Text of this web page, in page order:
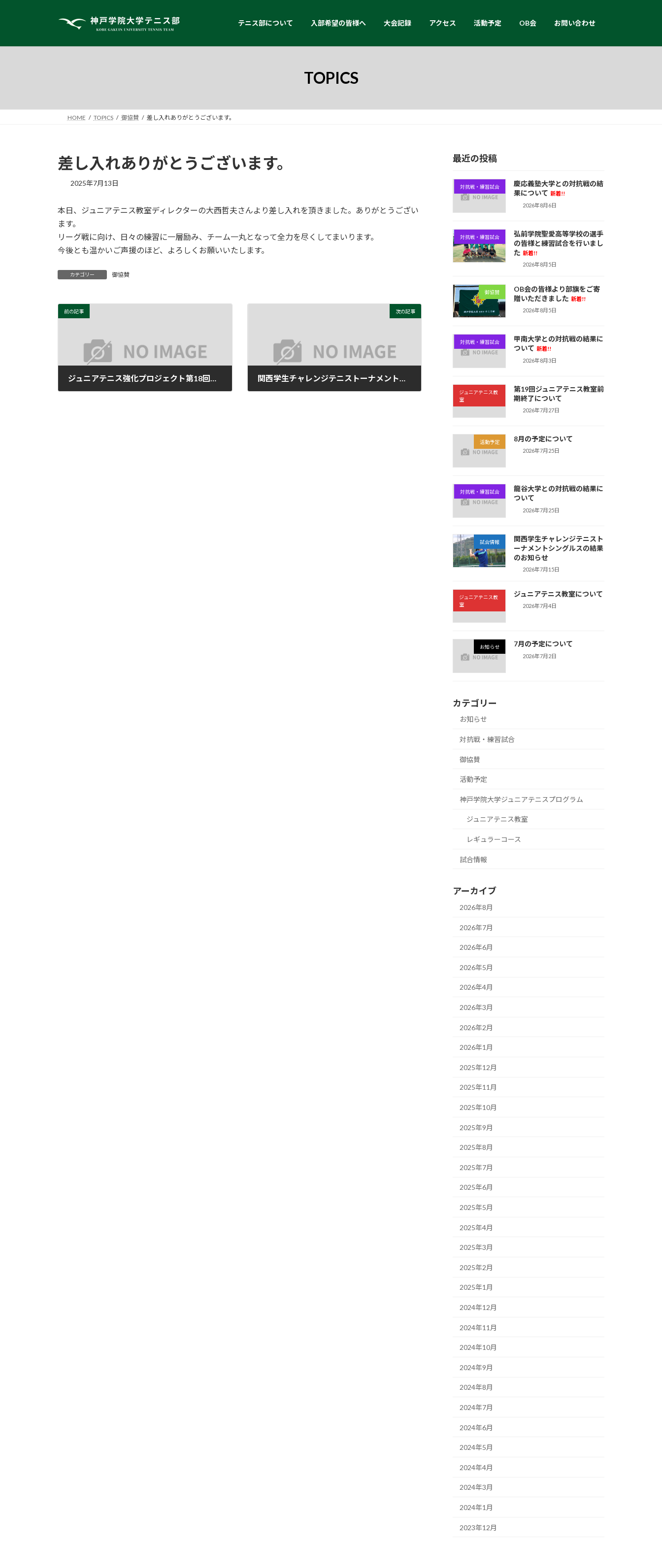
プ
動
テニス部について 入部希望の皆様へ 大会記録 アクセス 活動予定 OB会 お問い合わせ
TOPICS
HOME TOPICS 御協賛 差し入れありがとうございます。
差し入れありがとうございます。
2025年7月13日
本日、ジュニアテニス教室ディレクターの大西哲夫さんより差し入れを頂きました。ありがとうござい
ます。
リーグ戦に向け、日々の練習に一層励み、チーム一丸となって全力を尽くしてまいります。
今後とも温かいご声援のほど、よろしくお願いいたします。
カテゴリー 御協賛
前の記事 次の記事
最近の投稿
対抗戦・練習試合
慶応義塾大学との対抗戦の結
果について 新着!!
2026年8月6日
対抗戦・練習試合
弘前学院聖愛高等学校の選手
の皆様と練習試合を行いまし
た 新着!!
2026年8月5日
御協賛
OB会の皆様より部旗をご寄
贈いただきました 新着!!
2026年8月5日
対抗戦・練習試合
甲南大学との対抗戦の結果に
ついて 新着!!
2026年8月3日
ジュニアテニス教
室
第19回ジュニアテニス教室前
期終了について
2026年7月27日
活動予定 8月の予定について
2026年7月25日
対抗戦・練習試合
龍谷大学との対抗戦の結果に
ついて
2026年7月25日
試合情報
関西学生チャレンジテニスト
ーナメントシングルスの結果
のお知らせ
2026年7月15日
ジュニアテニス教
室
ジュニアテニス教室について
2026年7月4日
お知らせ 7月の予定について
2026年7月2日
カテゴリー
お知らせ
対抗戦・練習試合
御協賛
活動予定
神戸学院大学ジュニアテニスプログラム
ジュニアテニス教室
レギュラーコース
試合情報
アーカイブ
2026年8月
2026年7月
2026年6月
2026年5月
2026年4月
2026年3月
2026年2月
2026年1月
2025年12月
2025年11月
2025年10月
2025年9月
2025年8月
2025年7月
2025年6月
2025年5月
2025年4月
2025年3月
2025年2月
2025年1月
2024年12月
2024年11月
2024年10月
2024年9月
2024年8月
2024年7月
2024年6月
2024年5月
2024年4月
2024年3月
2024年1月
2023年12月